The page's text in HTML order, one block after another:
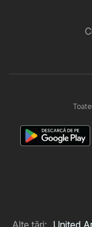
Alte țări: United